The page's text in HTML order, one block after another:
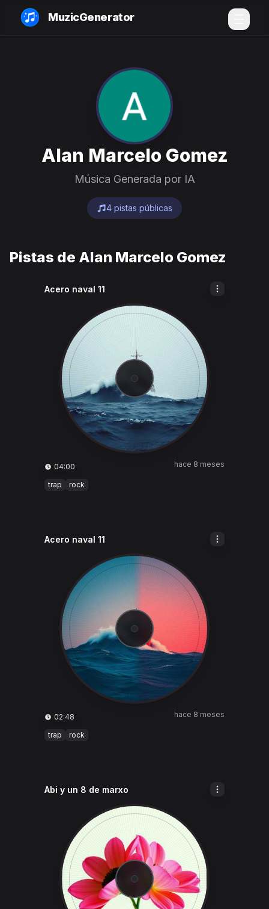
MuzicGenerator
Alan Marcelo Gomez
Música Generada por IA
4 pistas públicas
Pistas de Alan Marcelo Gomez
Acero naval 11
04:00 hace 8 meses
trap rock
Acero naval 11
02:48 hace 8 meses
trap rock
Abi y un 8 de marxo